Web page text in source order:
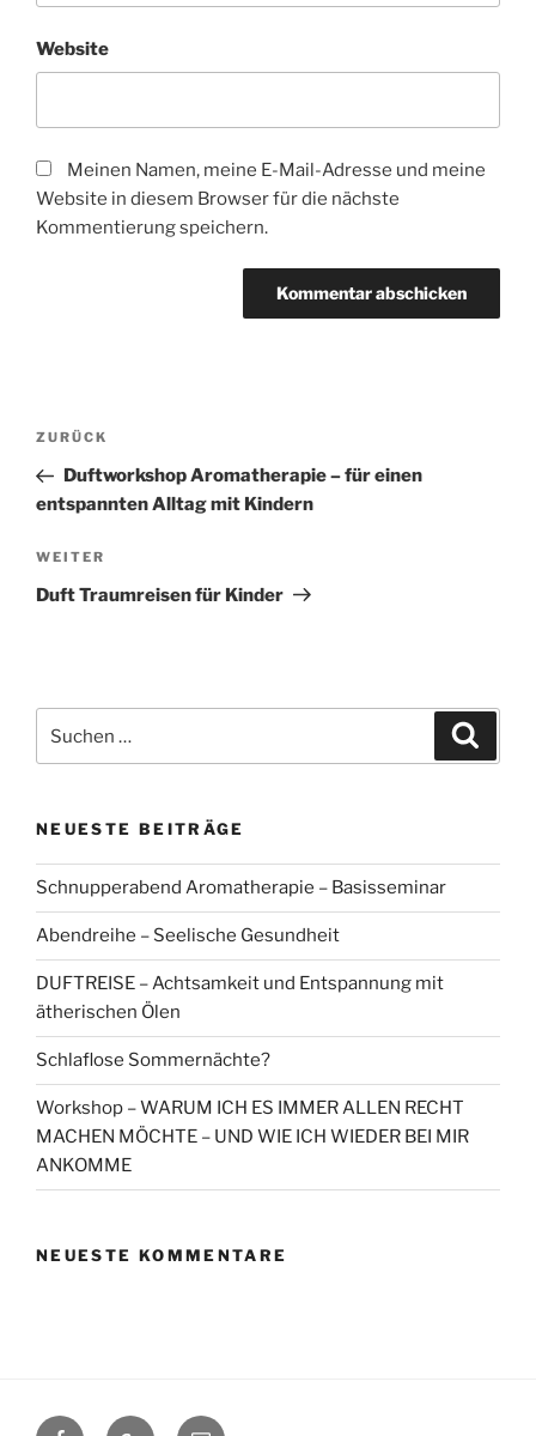
Website
Meinen Namen, meine E-Mail-Adresse und meine
Website in diesem Browser für die nächste
Kommentierung speichern.
Beitragsnavigation
Vorheriger
Beitrag
ZURÜCK
Duftworkshop Aromatherapie – für einen
entspannten Alltag mit Kindern
Nächster
Beitrag
WEITER
Duft Traumreisen für Kinder
nach:
NEUESTE BEITRÄGE
Schnupperabend Aromatherapie – Basisseminar
Abendreihe – Seelische Gesundheit
DUFTREISE – Achtsamkeit und Entspannung mit
ätherischen Ölen
Schlaflose Sommernächte?
Workshop – WARUM ICH ES IMMER ALLEN RECHT
MACHEN MÖCHTE – UND WIE ICH WIEDER BEI MIR
ANKOMME
NEUESTE KOMMENTARE
FacebookGoogle+Contact